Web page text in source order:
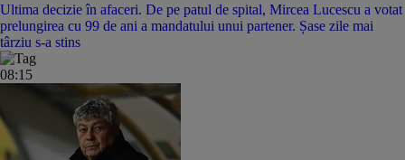
Ultima decizie în afaceri. De pe patul de spital, Mircea Lucescu a votat
prelungirea cu 99 de ani a mandatului unui partener. Șase zile mai
târziu s-a stins
08:15